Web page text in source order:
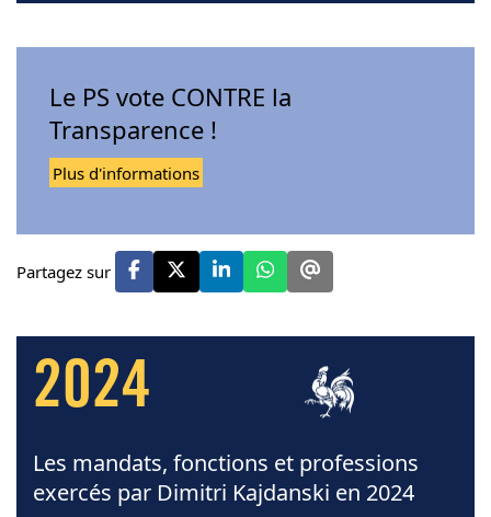
Le PS vote CONTRE la
Transparence !
Plus d'informations
Partagez sur
2024
Les mandats, fonctions et professions
exercés par Dimitri Kajdanski en 2024